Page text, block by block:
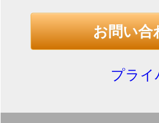
お問い合
プライ